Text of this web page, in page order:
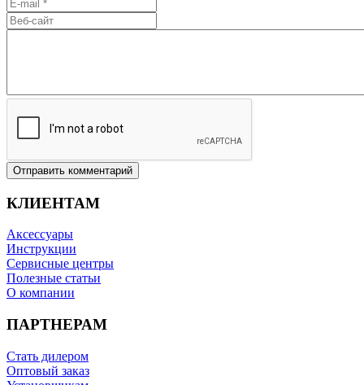
Отправить комментарий
КЛИЕНТАМ
Аксессуары
Инструкции
Сервисные центры
Полезные статьи
O компании
ПАРТНЕРАМ
Стать дилером
Оптовый заказ